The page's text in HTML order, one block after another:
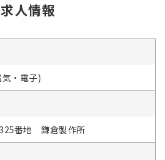
求人情報
・電子)
番地 鎌倉製作所